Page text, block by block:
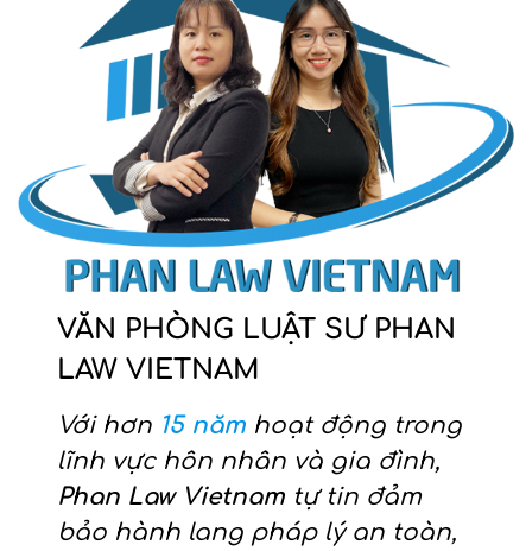
VĂN PHÒNG LUẬT SƯ PHAN
LAW VIETNAM
Với hơn 15 năm hoạt động trong
lĩnh vực hôn nhân và gia đình,
Phan Law Vietnam tự tin đảm
bảo hành lang pháp lý an toàn,